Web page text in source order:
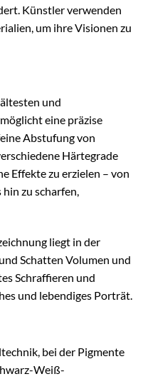
Künstler verwenden
um ihre Visionen zu
und
eine präzise
Abstufung von
Härtegrade
Effekte zu erzielen – von
zu scharfen,
liegt in der
Schatten Volumen und
Schraffieren und
und lebendiges Porträt.
bei der Pigmente
Weiß-